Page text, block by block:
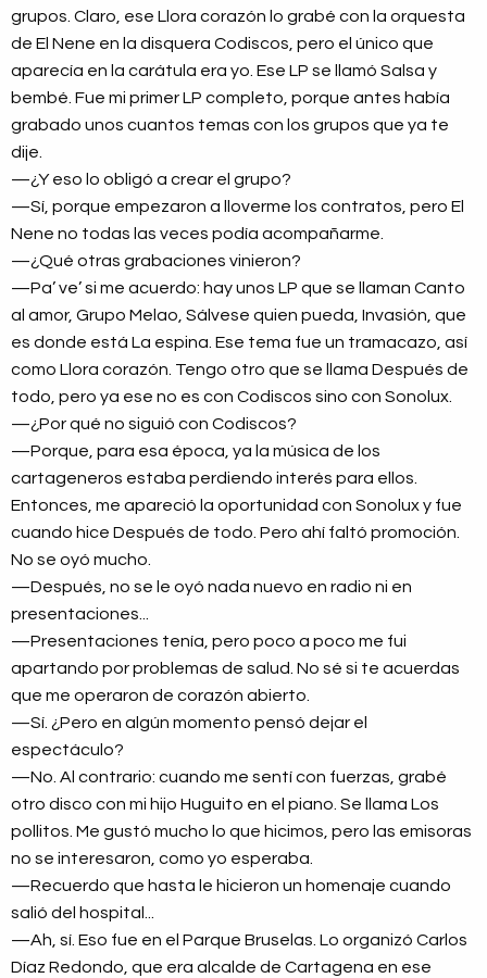
grupos. Claro, ese Llora corazón lo grabé con la orquesta
de El Nene en la disquera Codiscos, pero el único que
aparecía en la carátula era yo. Ese LP se llamó Salsa y
bembé. Fue mi primer LP completo, porque antes había
grabado unos cuantos temas con los grupos que ya te
dije.
—¿Y eso lo obligó a crear el grupo?
—Sí, porque empezaron a lloverme los contratos, pero El
Nene no todas las veces podía acompañarme.
—¿Qué otras grabaciones vinieron?
—Pa’ ve’ si me acuerdo: hay unos LP que se llaman Canto
al amor, Grupo Melao, Sálvese quien pueda, Invasión, que
es donde está La espina. Ese tema fue un tramacazo, así
como Llora corazón. Tengo otro que se llama Después de
todo, pero ya ese no es con Codiscos sino con Sonolux.
—¿Por qué no siguió con Codiscos?
—Porque, para esa época, ya la música de los
cartageneros estaba perdiendo interés para ellos.
Entonces, me apareció la oportunidad con Sonolux y fue
cuando hice Después de todo. Pero ahí faltó promoción.
No se oyó mucho.
—Después, no se le oyó nada nuevo en radio ni en
presentaciones...
—Presentaciones tenía, pero poco a poco me fui
apartando por problemas de salud. No sé si te acuerdas
que me operaron de corazón abierto.
—Sí. ¿Pero en algún momento pensó dejar el
espectáculo?
—No. Al contrario: cuando me sentí con fuerzas, grabé
otro disco con mi hijo Huguito en el piano. Se llama Los
pollitos. Me gustó mucho lo que hicimos, pero las emisoras
no se interesaron, como yo esperaba.
—Recuerdo que hasta le hicieron un homenaje cuando
salió del hospital...
—Ah, sí. Eso fue en el Parque Bruselas. Lo organizó Carlos
Díaz Redondo, que era alcalde de Cartagena en ese